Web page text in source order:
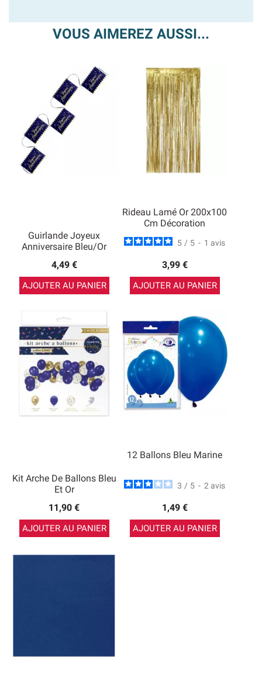
VOUS AIMEREZ AUSSI...
Guirlande Joyeux
Anniversaire Bleu/Or
4,49 €
AJOUTER AU PANIER
Rideau Lamé Or 200x100
Cm Décoration
5 / 5 - 1 avis
3,99 €
AJOUTER AU PANIER
Kit Arche De Ballons Bleu
Et Or
11,90 €
AJOUTER AU PANIER
12 Ballons Bleu Marine
3 / 5 - 2 avis
1,49 €
AJOUTER AU PANIER